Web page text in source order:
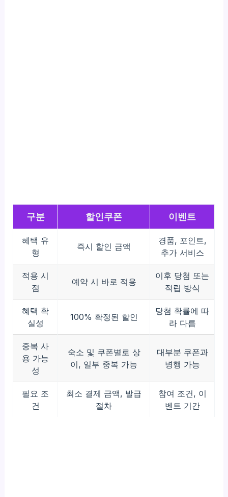
구분 할인쿠폰 이벤트
혜택 유
형
즉시 할인 금액
경품, 포인트,
추가 서비스
적용 시
점
예약 시 바로 적용
이후 당첨 또는
적립 방식
혜택 확
실성
100% 확정된 할인
당첨 확률에 따
라 다름
중복 사
용 가능
성
숙소 및 쿠폰별로 상
이, 일부 중복 가능
대부분 쿠폰과
병행 가능
필요 조
건
최소 결제 금액, 발급
절차
참여 조건, 이
벤트 기간